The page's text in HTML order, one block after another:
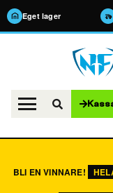
Eget lager
BLI EN VINNARE!